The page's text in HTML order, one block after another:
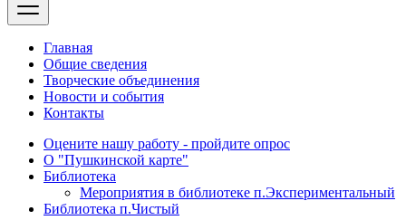
Главная
Общие сведения
Творческие объединения
Новости и события
Контакты
Оцените нашу работу - пройдите опрос
О "Пушкинской карте"
Библиотека
Мероприятия в библиотеке п.Экспериментальный
Библиотека п.Чистый